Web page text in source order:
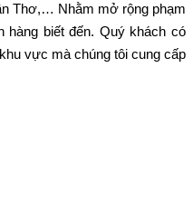
Thơ,… Nhằm mở rộng phạm
hàng biết đến. Quý khách có
vực mà chúng tôi cung cấp